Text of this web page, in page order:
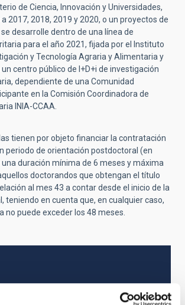
de Ciencia, Innovación y Universidades,
2017, 2018, 2019 y 2020, o un proyectos de
desarrolle dentro de una línea de
para el año 2021, fijada por el Instituto
y Tecnología Agraria y Alimentaria y
centro público de I+D+i de investigación
dependiente de una Comunidad
en la Comisión Coordinadora de
INIA-CCAA.
tienen por objeto financiar la contratación
periodo de orientación postdoctoral (en
duración mínima de 6 meses y máxima
doctorandos que obtengan el título
al mes 43 a contar desde el inicio de la
teniendo en cuenta que, en cualquier caso,
no puede exceder los 48 meses.